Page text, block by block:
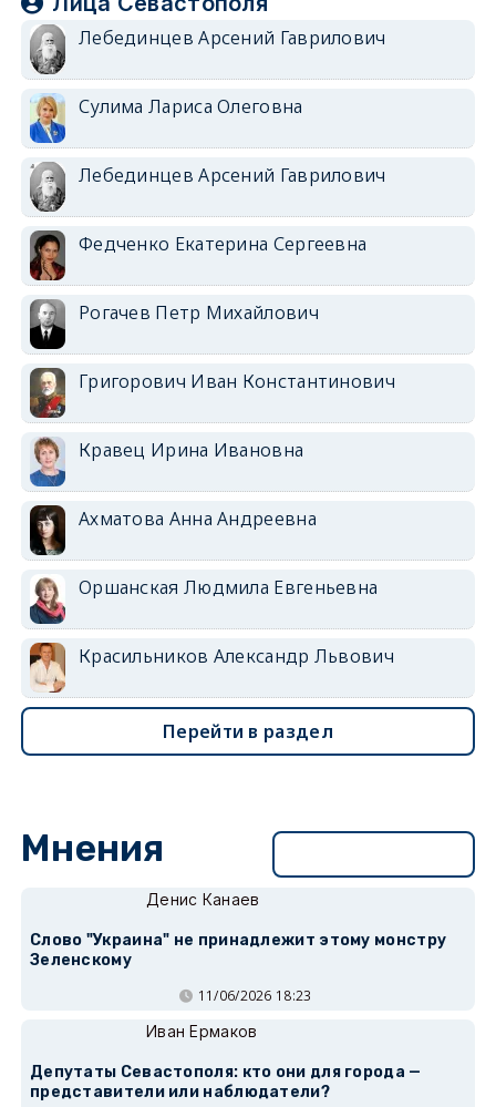
Лебединцев Арсений Гаврилович
Сулима Лариса Олеговна
Лебединцев Арсений Гаврилович
Федченко Екатерина Сергеевна
Рогачев Петр Михайлович
Григорович Иван Константинович
Кравец Ирина Ивановна
Ахматова Анна Андреевна
Оршанская Людмила Евгеньевна
Красильников Александр Львович
Перейти в раздел
Мнения
Денис Канаев
Слово "Украина" не принадлежит этому монстру
Зеленскому
11/06/2026 18:23
Иван Ермаков
Депутаты Севастополя: кто они для города —
представители или наблюдатели?